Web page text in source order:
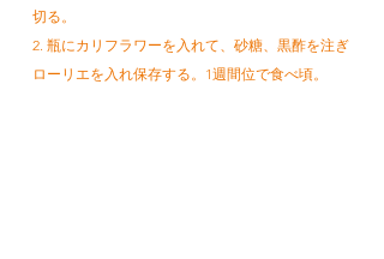
切る。
2. 瓶にカリフラワーを入れて、砂糖、黒酢を注ぎ
ローリエを入れ保存する。1週間位で食べ頃。